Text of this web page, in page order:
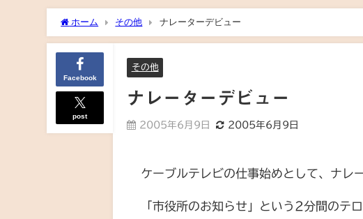
ホーム その他 ナレーターデビュー
Facebook
post
その他
ナレーターデビュー
2005年6月9日 2005年6月9日
ケーブルテレビの仕事始めとして、ナレ
「市役所のお知らせ」という2分間のテ